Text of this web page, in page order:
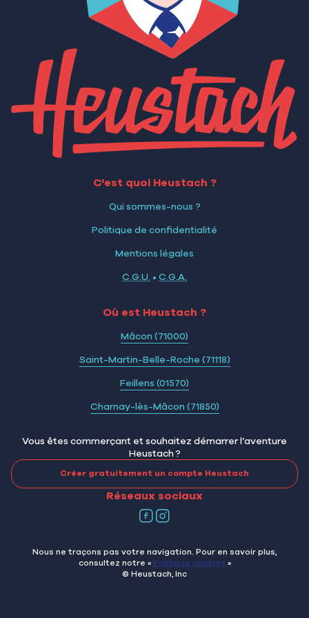
C'est quoi Heustach ?
Qui sommes-nous ?
Politique de confidentialité
Mentions légales
C.G.U. • C.G.A.
Où est Heustach ?
Mâcon (71000)
Saint-Martin-Belle-Roche (71118)
Feillens (01570)
Charnay-lès-Mâcon (71850)
Vous êtes commerçant et souhaitez démarrer l’aventure
Heustach ?
Créer gratuitement un compte Heustach
Réseaux sociaux
Nous ne traçons pas votre navigation. Pour en savoir plus,
consultez notre « Politique cookies »
© Heustach, Inc